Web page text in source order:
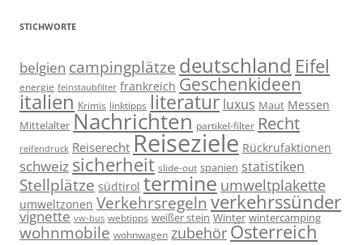
STICHWORTE
belgien campingplätze deutschland Eifel
energie feinstaubfilter frankreich Geschenkideen
italien Krimis linktipps literatur luxus Maut Messen
Mittelalter Nachrichten partikel-filter Recht
reifendruck Reiserecht Reiseziele Rückrufaktionen
schweiz sicherheit slide-out spanien statistiken
Stellplätze südtirol termine umweltplakette
umweltzonen Verkehrsregeln verkehrssünder
vignette vw-bus webtipps weißer stein Winter wintercamping
wohnmobile wohnwagen zubehör Österreich